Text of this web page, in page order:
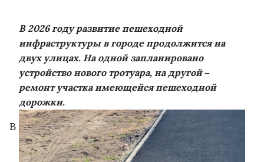
В 2026 году развитие пешеходной
инфраструктуры в городе продолжится на
двух улицах. На одной запланировано
устройство нового тротуара, на другой –
ремонт участка имеющейся пешеходной
дорожки.
В